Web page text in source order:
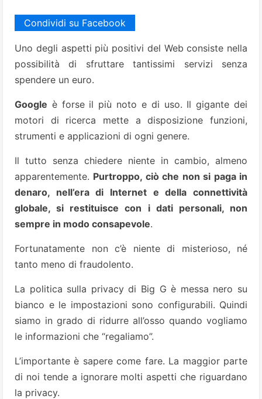
Condividi su Facebook
Uno degli aspetti più positivi del Web consiste nella
possibilità di sfruttare tantissimi servizi senza
spendere un euro.
Google è forse il più noto e di uso. Il gigante dei
motori di ricerca mette a disposizione funzioni,
strumenti e applicazioni di ogni genere.
Il tutto senza chiedere niente in cambio, almeno
apparentemente. Purtroppo, ciò che non si paga in
denaro, nell’era di Internet e della connettività
globale, si restituisce con i dati personali, non
sempre in modo consapevole.
Fortunatamente non c’è niente di misterioso, né
tanto meno di fraudolento.
La politica sulla privacy di Big G è messa nero su
bianco e le impostazioni sono configurabili. Quindi
siamo in grado di ridurre all’osso quando vogliamo
le informazioni che “regaliamo”.
L’importante è sapere come fare. La maggior parte
di noi tende a ignorare molti aspetti che riguardano
la privacy.